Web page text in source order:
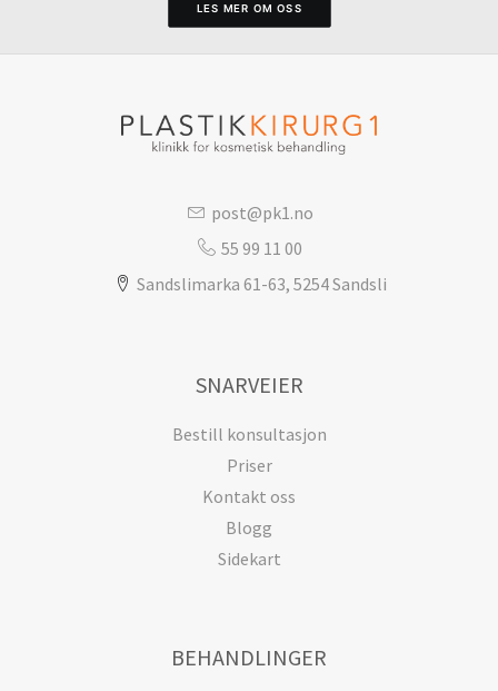
LES MER OM OSS
post@pk1.no
55 99 11 00
Sandslimarka 61-63, 5254 Sandsli
SNARVEIER
Bestill konsultasjon
Priser
Kontakt oss
Blogg
Sidekart
BEHANDLINGER